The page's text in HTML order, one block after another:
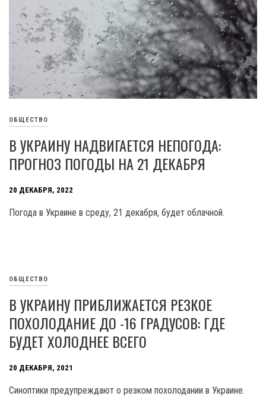
ОБЩЕСТВО
В УКРАИНУ НАДВИГАЕТСЯ НЕПОГОДА:
ПРОГНОЗ ПОГОДЫ НА 21 ДЕКАБРЯ
20 ДЕКАБРЯ, 2022
Погода в Украине в среду, 21 декабря, будет облачной.
ОБЩЕСТВО
В УКРАИНУ ПРИБЛИЖАЕТСЯ РЕЗКОЕ
ПОХОЛОДАНИЕ ДО -16 ГРАДУСОВ: ГДЕ
БУДЕТ ХОЛОДНЕЕ ВСЕГО
20 ДЕКАБРЯ, 2021
Синоптики предупреждают о резком похолодании в Украине.